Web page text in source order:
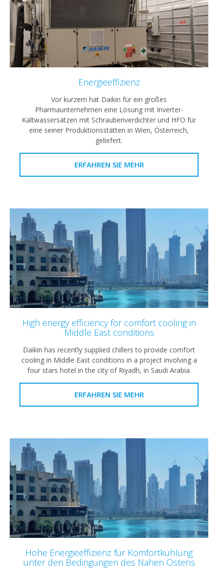
Energieeffizienz
Vor kurzem hat Daikin für ein großes
Pharmaunternehmen eine Lösung mit Inverter-
Kaltwassersätzen mit Schraubenverdichter und HFO für
eine seiner Produktionsstätten in Wien, Österreich,
geliefert.
ERFAHREN SIE MEHR
High energy efficiency for comfort cooling in
Middle East conditions
Daikin has recently supplied chillers to provide comfort
cooling in Middle East conditions in a project involving a
four stars hotel in the city of Riyadh, in Saudi Arabia.
ERFAHREN SIE MEHR
Hohe Energieeffizienz für Komfortkühlung
unter den Bedingungen des Nahen Ostens